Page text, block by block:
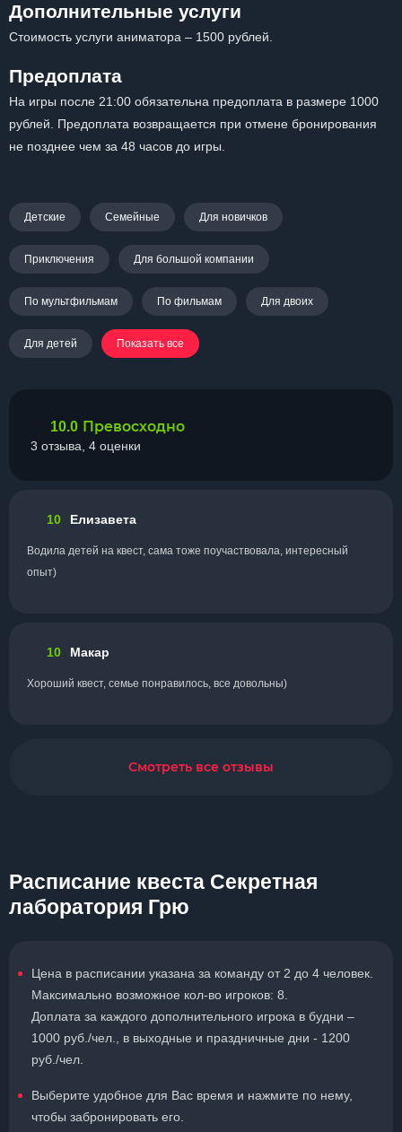
Дополнительные услуги
Стоимость услуги аниматора – 1500 рублей.
Предоплата
На игры после 21:00 обязательна предоплата в размере 1000
рублей. Предоплата возвращается при отмене бронирования
не позднее чем за 48 часов до игры.
Детские Семейные Для новичков
Приключения Для большой компании
По мультфильмам По фильмам Для двоих
Для детей Показать все
10.0 Превосходно
3 отзыва, 4 оценки
10 Елизавета
Водила детей на квест, сама тоже поучаствовала, интересный
опыт)
10 Макар
Хороший квест, семье понравилось, все довольны)
Смотреть все отзывы
Расписание квеста Секретная
лаборатория Грю
Цена в расписании указана за команду от 2 до 4 человек.
Максимально возможное кол-во игроков: 8.
Доплата за каждого дополнительного игрока в будни –
1000 руб./чел., в выходные и праздничные дни - 1200
руб./чел.
Выберите удобное для Вас время и нажмите по нему,
чтобы забронировать его.